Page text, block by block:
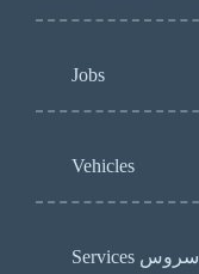
Jobs
Vehicles
Services سروس